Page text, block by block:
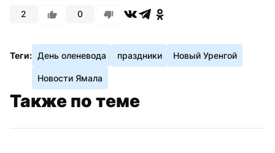
2 0
Теги: День оленевода праздники Новый Уренгой
Новости Ямала
Также по теме